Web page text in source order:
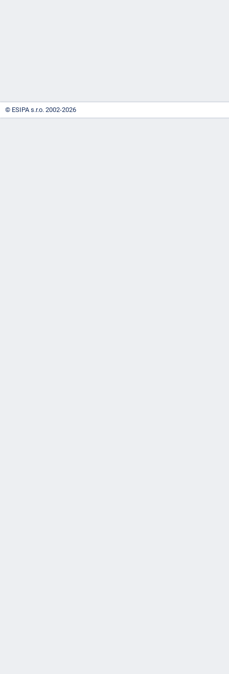
© ESIPA s.r.o. 2002-2026